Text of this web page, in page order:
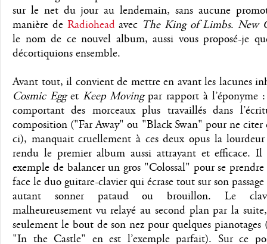
sur le net du jour au lendemain, sans aucune
manière de Radioheadavec The King of Limbs. New
le nom de ce nouvel album, aussi vous proposé-je
décortiquions ensemble.
Avant tout, il convient de mettre en avant les lacunes
Cosmic Egget Keep Movingpar rapport à l’éponyme
comportant des morceaux plus travaillés dans
composition ("Far Away" ou "Black Swan" pour ne citer
ci), manquait cruellement à ces deux opus la
rendu le premier album aussi attrayant et efficace.
exemple de balancer un gros "Colossal" pour se
face le duo guitare-clavier qui écrase tout sur son
autant sonner pataud ou brouillon. Le
malheureusement vu relayé au second plan par la
seulement le bout de son nez pour quelques pianotages
"In the Castle" en est l’exemple parfait). Sur ce